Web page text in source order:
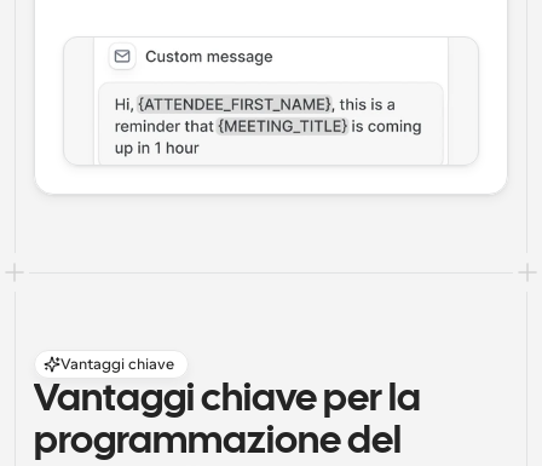
Vantaggi chiave
Vantaggi chiave per la
programmazione del